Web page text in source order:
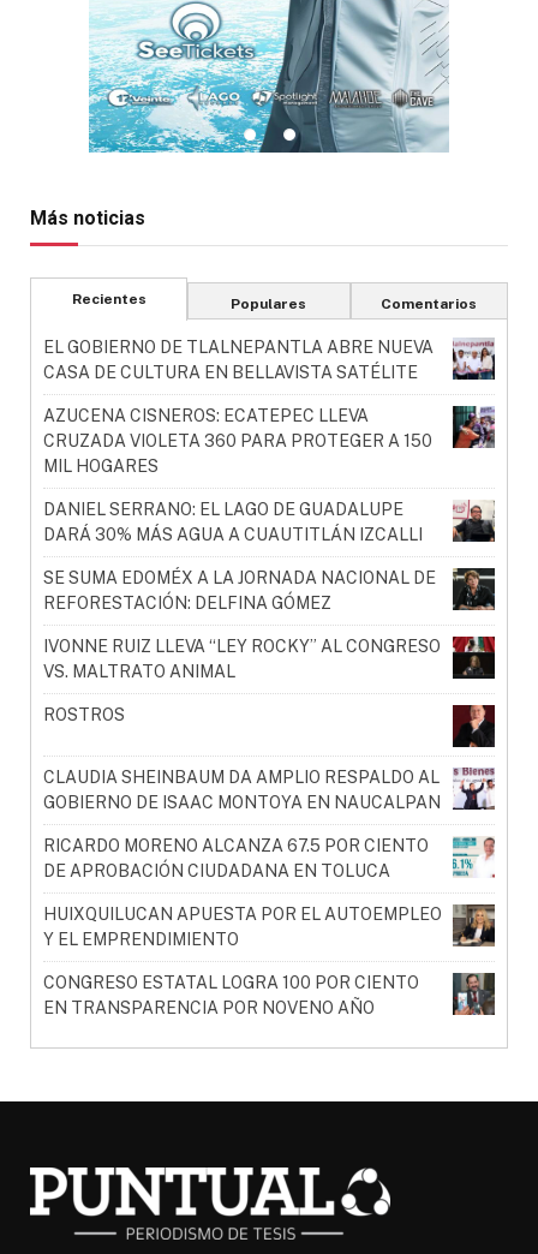
Más noticias
Recientes Populares Comentarios
EL GOBIERNO DE TLALNEPANTLA ABRE NUEVA
CASA DE CULTURA EN BELLAVISTA SATÉLITE
AZUCENA CISNEROS: ECATEPEC LLEVA
CRUZADA VIOLETA 360 PARA PROTEGER A 150
MIL HOGARES
DANIEL SERRANO: EL LAGO DE GUADALUPE
DARÁ 30% MÁS AGUA A CUAUTITLÁN IZCALLI
SE SUMA EDOMÉX A LA JORNADA NACIONAL DE
REFORESTACIÓN: DELFINA GÓMEZ
IVONNE RUIZ LLEVA “LEY ROCKY” AL CONGRESO
VS. MALTRATO ANIMAL
ROSTROS
CLAUDIA SHEINBAUM DA AMPLIO RESPALDO AL
GOBIERNO DE ISAAC MONTOYA EN NAUCALPAN
RICARDO MORENO ALCANZA 67.5 POR CIENTO
DE APROBACIÓN CIUDADANA EN TOLUCA
HUIXQUILUCAN APUESTA POR EL AUTOEMPLEO
Y EL EMPRENDIMIENTO
CONGRESO ESTATAL LOGRA 100 POR CIENTO
EN TRANSPARENCIA POR NOVENO AÑO